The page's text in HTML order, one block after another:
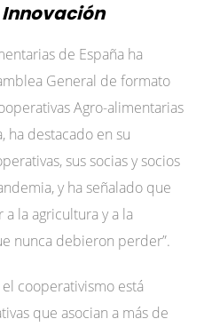
Innovación
de España ha
General de formato
Agro-alimentarias
ha destacado en su
sus socias y socios
y ha señalado que
la agricultura y a la
nunca debieron perder”.
cooperativismo está
que asocian a más de